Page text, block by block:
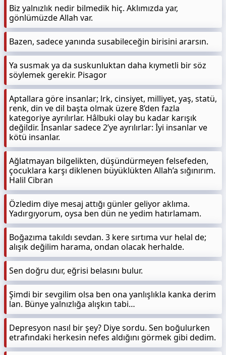
Biz yalnızlık nedir bilmedik hiç. Aklımızda yar,
gönlümüzde Allah var.
Bazen, sadece yanında susabileceğin birisini ararsın.
Ya susmak ya da suskunluktan daha kıymetli bir söz
söylemek gerekir. Pisagor
Aptallara göre insanlar; lrk, cinsiyet, milliyet, yaş, statü,
renk, din ve dil başta olmak üzere 8’den fazla
kategoriye ayrılırlar. Hâlbuki olay bu kadar karışık
değildir. İnsanlar sadece 2’ye ayrılırlar: İyi insanlar ve
kötü insanlar.
Ağlatmayan bilgelikten, düşündürmeyen felsefeden,
çocuklara karşı diklenen büyüklükten Allah’a sığınırım.
Halil Cibran
Özledim diye mesaj attığı günler geliyor aklıma.
Yadırgıyorum, oysa ben dün ne yedim hatırlamam.
Boğazıma takıldı sevdan. 3 kere sırtıma vur helal de;
alışık değilim harama, ondan olacak herhalde.
Sen doğru dur, eğrisi belasını bulur.
Şimdi bir sevgilim olsa ben ona yanlışlıkla kanka derim
lan. Bünye yalnızlığa alışkın tabi…
Depresyon nasıl bir şey? Diye sordu. Sen boğulurken
etrafındaki herkesin nefes aldığını görmek gibi dedim.